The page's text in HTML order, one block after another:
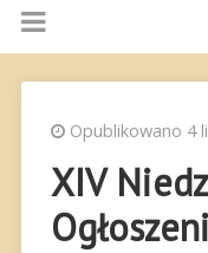
Opublikowano 4
XIV